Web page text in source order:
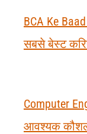
BCA Ke
सबसे बेस्ट
Computer
आवश्यक